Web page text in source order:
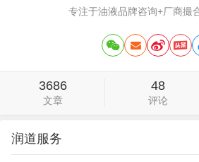
专注于油液品牌咨询+厂商撮
3686
文章
48
评论
润道服务